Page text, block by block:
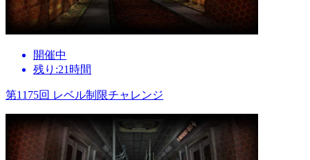
開催中
残り:21時間
第1175回 レベル制限チャレンジ